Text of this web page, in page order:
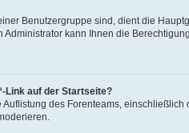
Benutzergruppe sind, dient die
Administrator kann Ihnen die
Link auf der Startseite?
des Forenteams,